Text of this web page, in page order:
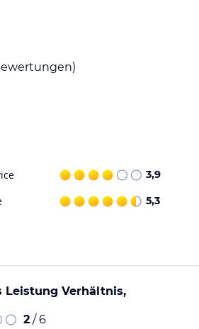
Alle Angaben ohne
3,9
5,3
Leistung Verhältnis,
2 / 6